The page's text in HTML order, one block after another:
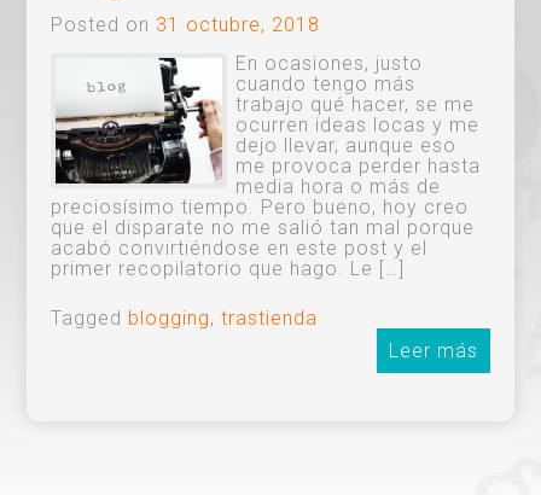
Posted on 31 octubre, 2018
En ocasiones, justo
cuando tengo más
trabajo qué hacer, se me
ocurren ideas locas y me
dejo llevar, aunque eso
me provoca perder hasta
media hora o más de
preciosísimo tiempo. Pero bueno, hoy creo
que el disparate no me salió tan mal porque
acabó convirtiéndose en este post y el
primer recopilatorio que hago. Le […]
Tagged blogging,trastienda
Leer más